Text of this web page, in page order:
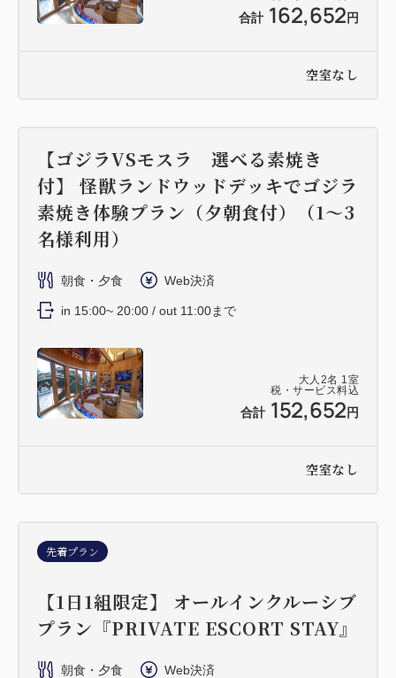
合計 162,652 円
空室なし
大人 2名 1 室
税・サービス料込
合計 152,652 円
【ゴジラVSモスラ 選べる素焼き
付】 怪獣ランドウッドデッキでゴジラ
素焼き体験プラン（夕朝食付）（1～3
名様利用）
朝食・夕食 Web決済
in 15:00~ 20:00 / out 11:00まで
空室なし
先着プラン
【1日1組限定】 オールインクルーシブ
プラン『PRIVATE ESCORT STAY』
朝食・夕食 Web決済